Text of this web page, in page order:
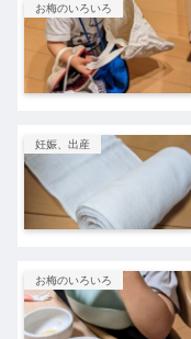
お梅のいろいろ
妊娠、出産
お梅のいろいろ